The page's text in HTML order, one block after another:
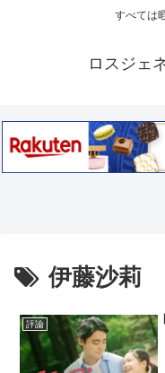
すべては
ロスジェ
伊藤沙莉
評論